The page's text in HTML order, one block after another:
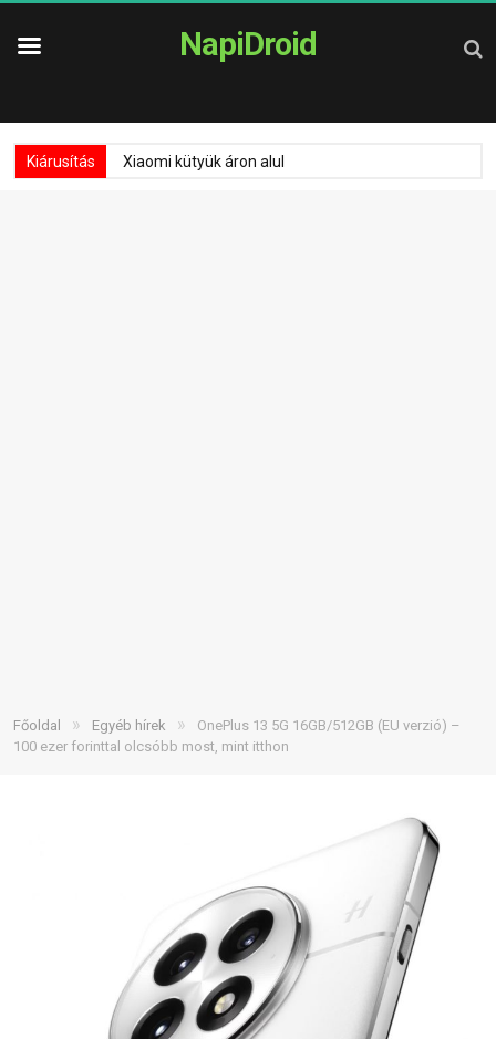
NapiDroid
Kiárusítás Xiaomi kütyük áron alul
Főoldal » Egyéb hírek »
OnePlus 13 5G 16GB/512GB (EU verzió) –
100 ezer forinttal olcsóbb most, mint itthon